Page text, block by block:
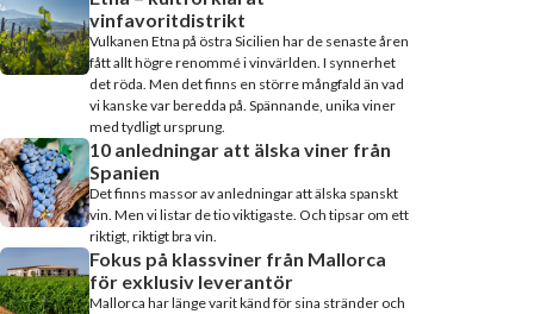
vinfavoritdistrikt
Vulkanen Etna på östra Sicilien har de senaste åren
fått allt högre renommé i vinvärlden. I synnerhet
det röda. Men det finns en större mångfald än vad
vi kanske var beredda på. Spännande, unika viner
med tydligt ursprung.
10 anledningar att älska viner från
Spanien
Det finns massor av anledningar att älska spanskt
vin. Men vi listar de tio viktigaste. Och tipsar om ett
riktigt, riktigt bra vin.
Fokus på klassviner från Mallorca
för exklusiv leverantör
Mallorca har länge varit känd för sina stränder och